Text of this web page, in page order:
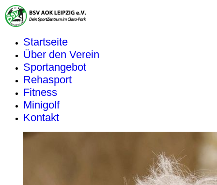
Startseite
Über den Verein
Sportangebot
Rehasport
Fitness
Minigolf
Kontakt